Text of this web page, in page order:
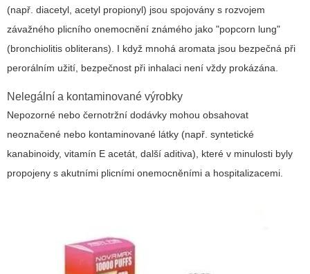
(např. diacetyl, acetyl propionyl) jsou spojovány s rozvojem
závažného plicního onemocnění známého jako "popcorn lung"
(bronchiolitis obliterans). I když mnohá aromata jsou bezpečná při
perorálním užití, bezpečnost při inhalaci není vždy prokázána.
Nelegální a kontaminované výrobky
Nepozorné nebo černotržní dodávky mohou obsahovat
neoznačené nebo kontaminované látky (např. syntetické
kanabinoidy, vitamín E acetát, další aditiva), které v minulosti byly
propojeny s akutními plicními onemocněními a hospitalizacemi.